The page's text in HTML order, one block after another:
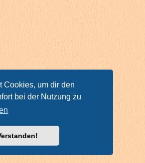
Cookies, um dir den
bei der Nutzung zu